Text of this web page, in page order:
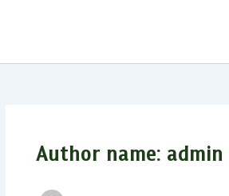
Author name: admin